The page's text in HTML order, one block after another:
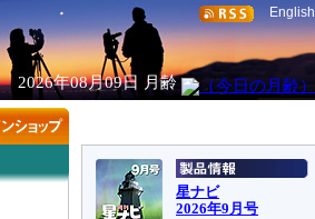
English
2026年08月09日 月齢
星ナビ
2026年9月号